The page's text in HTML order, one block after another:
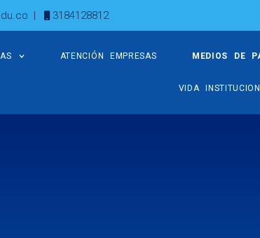
| 3184128812
ATENCIÓN EMPRESAS MEDIOS DE
VIDA